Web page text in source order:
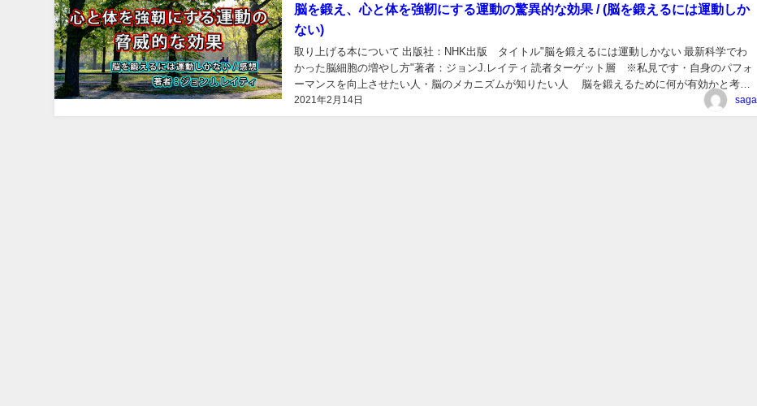
脳を鍛え、心と体を強靭にする運動の驚異的な効果 / (脳を鍛えるには運動しか
ない)
2021年2月14日
取り上げる本について 出版社：NHK出版 タイトル"脳を鍛えるには運動しかない 最新科学でわ
かった脳細胞の増やし方"著者：ジョンJ.レイティ 読者ターゲット層 ※私見です・自身のパフォ
ーマンスを向上させたい人・脳のメカニズムが知りたい人 脳を鍛えるために何が有効かと考え
た時、"勉強"であったり"数独"といった、考える...
saga